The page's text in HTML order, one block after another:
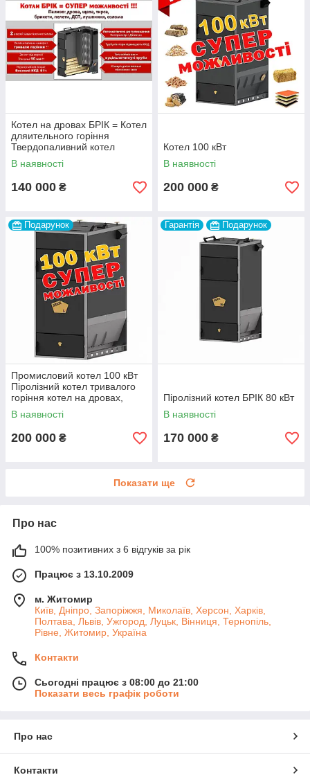
Котел на дровах БРІК = Котел
дляительного горіння
Твердопаливний котел
піролізний =
газогенераторний котел
В наявності
140 000 ₴
Котел 100 кВт
В наявності
200 000 ₴
Подарунок
Промисловий котел 100 кВт
Піролізний котел тривалого
горіння котел на дровах,
трісці, тирсі, ДСП
В наявності
200 000 ₴
Гарантія Подарунок
Піролізний котел БРІК 80 кВт
В наявності
170 000 ₴
Показати ще
Про нас
100% позитивних з 6 відгуків за рік
Працює з 13.10.2009
м. Житомир
Київ, Дніпро, Запоріжжя, Миколаїв, Херсон, Харків,
Полтава, Львів, Ужгород, Луцьк, Вінниця, Тернопіль,
Рівне, Житомир, Україна
Контакти
Сьогодні працює з 08:00 до 21:00
Показати весь графік роботи
Про нас
Контакти